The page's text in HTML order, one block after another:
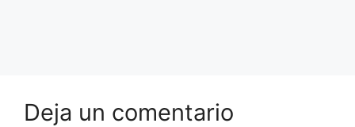
Deja un comentario